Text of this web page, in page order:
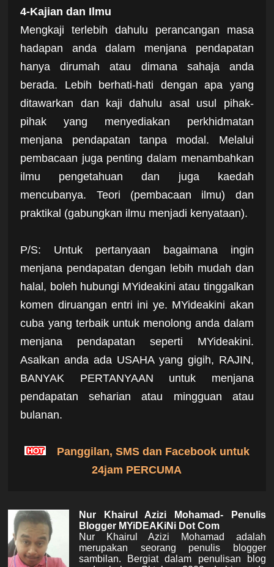
4-Kajian dan Ilmu
Mengkaji terlebih dahulu perancangan masa
hadapan anda dalam menjana pendapatan
hanya dirumah atau dimana sahaja anda
berada. Lebih berhati-hati dengan apa yang
ditawarkan dan kaji dahulu asal usul pihak-
pihak yang menyediakan perkhidmatan
menjana pendapatan tanpa modal. Melalui
pembacaan juga penting dalam menambahkan
ilmu pengetahuan dan juga kaedah
mencubanya. Teori (pembacaan ilmu) dan
praktikal (gabungkan ilmu menjadi kenyataan).
P/S: Untuk pertanyaan bagaimana ingin
menjana pendapatan dengan lebih mudah dan
halal, boleh hubungi MYideakini atau tinggalkan
komen diruangan entri ini ye. MYideakini akan
cuba yang terbaik untuk menolong anda dalam
menjana pendapatan seperti MYideakini.
Asalkan anda ada USAHA yang gigih, RAJIN,
BANYAK PERTANYAAN untuk menjana
pendapatan seharian atau mingguan atau
bulanan.
Panggilan, SMS dan Facebook untuk
24jam PERCUMA
Nur Khairul Azizi Mohamad- Penulis
Blogger MYiDEAKiNi Dot Com
Nur Khairul Azizi Mohamad adalah
merupakan seorang penulis blogger
sambilan. Bergiat dalam penulisan blog